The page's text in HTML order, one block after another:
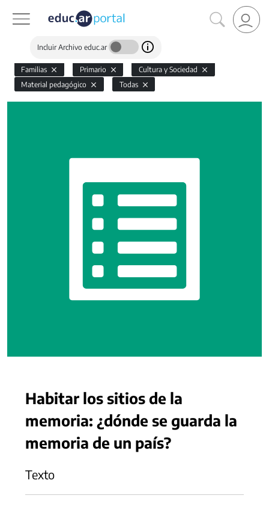
Incluir Archivo educ.ar
Familias Primario
Cultura y Sociedad
Material pedagógico
Todas
Habitar los sitios de la
memoria: ¿dónde se guarda la
memoria de un país?
Texto